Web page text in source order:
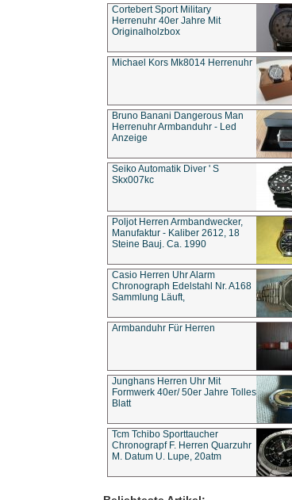
Cortebert Sport Military
Herrenuhr 40er Jahre Mit
Originalholzbox
Michael Kors Mk8014 Herrenuhr
Bruno Banani Dangerous Man
Herrenuhr Armbanduhr - Led
Anzeige
Seiko Automatik Diver ' S
Skx007kc
Poljot Herren Armbandwecker,
Manufaktur - Kaliber 2612, 18
Steine Bauj. Ca. 1990
Casio Herren Uhr Alarm
Chronograph Edelstahl Nr. A168
Sammlung Läuft,
Armbanduhr Für Herren
Junghans Herren Uhr Mit
Formwerk 40er/ 50er Jahre Tolles
Blatt
Tcm Tchibo Sporttaucher
Chronograpf F. Herren Quarzuhr
M. Datum U. Lupe, 20atm